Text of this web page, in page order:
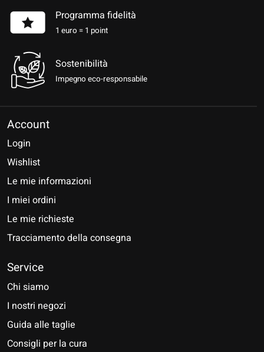
Programma fidelità
1 euro = 1 point
Sostenibilità
Impegno eco-responsabile
Account
Login
Wishlist
Le mie informazioni
I miei ordini
Le mie richieste
Tracciamento della consegna
Service
Chi siamo
I nostri negozi
Guida alle taglie
Consigli per la cura